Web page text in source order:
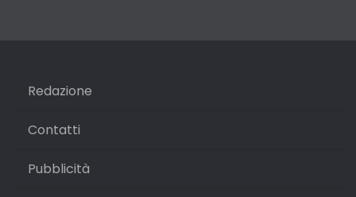
Redazione
Contatti
Pubblicità